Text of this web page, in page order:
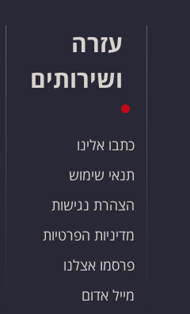
עזרה
ושירותים
כתבו אלינו
תנאי שימוש
הצהרת נגישות
מדיניות הפרטיות
פרסמו אצלנו
מייל אדום